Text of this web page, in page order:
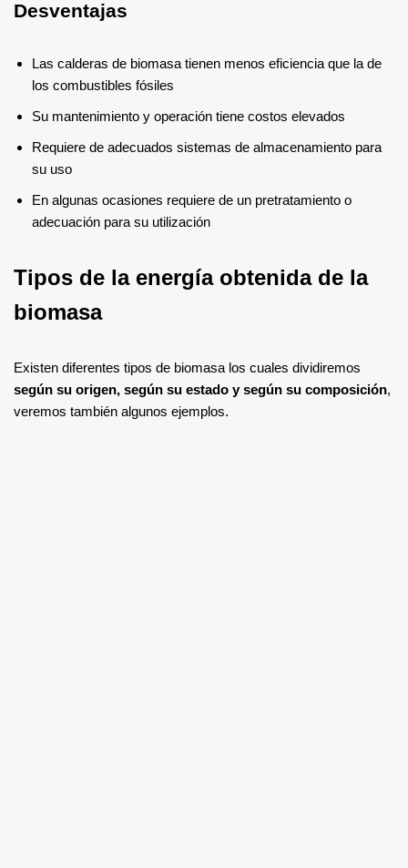
Desventajas
Las calderas de biomasa tienen menos eficiencia que la de
los combustibles fósiles
Su mantenimiento y operación tiene costos elevados
Requiere de adecuados sistemas de almacenamiento para
su uso
En algunas ocasiones requiere de un pretratamiento o
adecuación para su utilización
Tipos de la energía obtenida de la
biomasa
Existen diferentes tipos de biomasa los cuales dividiremos
según su origen, según su estado y según su composición,
veremos también algunos ejemplos.